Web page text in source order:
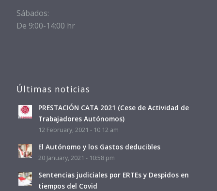
Sábados:
De 9:00-14:00 hr
Últimas noticias
PRESTACIÓN CATA 2021 (Cese de Actividad de
Trabajadores Autónomos)
12 February, 2021 - 10:12 am
El Autónomo y los Gastos deducibles
20 January, 2021 - 10:58 pm
Sentencias judiciales por ERTEs y Despidos en
tiempos del Covid